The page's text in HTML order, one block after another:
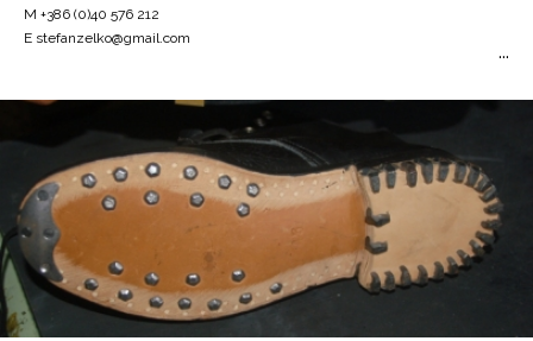
M +386 (0)40 576 212
E stefanzelko@gmail.com